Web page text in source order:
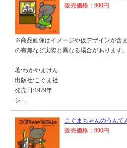
販売価格：990円
※商品画像はイメージや仮デザインが含
の有無など実際と異なる場合があります。
著:わかやまけん
出版社:こぐま社
発売日:1979年
シ...
こぐまちゃんのうんて
販売価格：990円